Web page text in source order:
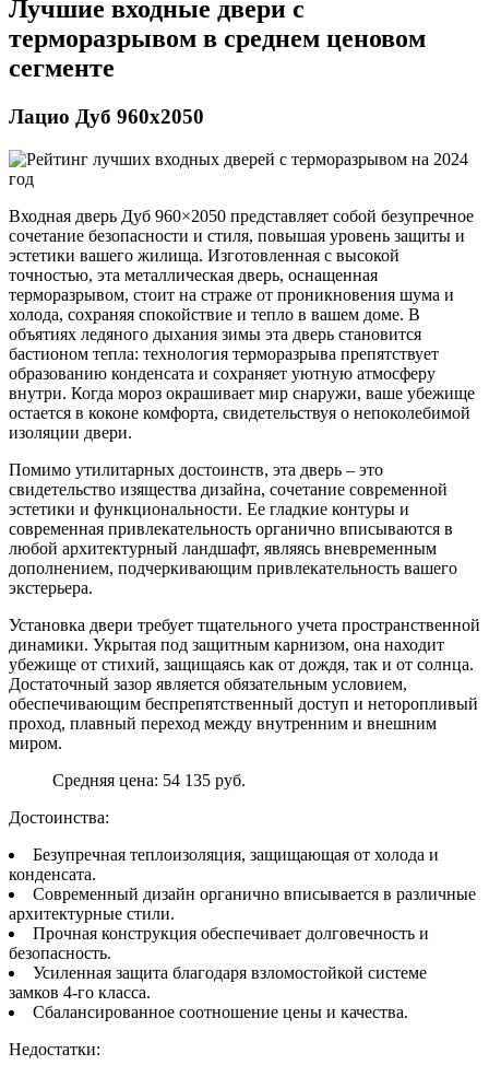
Лучшие входные двери с
терморазрывом в среднем ценовом
сегменте
Лацио Дуб 960х2050
Входная дверь Дуб 960×2050 представляет собой безупречное
сочетание безопасности и стиля, повышая уровень защиты и
эстетики вашего жилища. Изготовленная с высокой
точностью, эта металлическая дверь, оснащенная
терморазрывом, стоит на страже от проникновения шума и
холода, сохраняя спокойствие и тепло в вашем доме. В
объятиях ледяного дыхания зимы эта дверь становится
бастионом тепла: технология терморазрыва препятствует
образованию конденсата и сохраняет уютную атмосферу
внутри. Когда мороз окрашивает мир снаружи, ваше убежище
остается в коконе комфорта, свидетельствуя о непоколебимой
изоляции двери.
Помимо утилитарных достоинств, эта дверь – это
свидетельство изящества дизайна, сочетание современной
эстетики и функциональности. Ее гладкие контуры и
современная привлекательность органично вписываются в
любой архитектурный ландшафт, являясь вневременным
дополнением, подчеркивающим привлекательность вашего
экстерьера.
Установка двери требует тщательного учета пространственной
динамики. Укрытая под защитным карнизом, она находит
убежище от стихий, защищаясь как от дождя, так и от солнца.
Достаточный зазор является обязательным условием,
обеспечивающим беспрепятственный доступ и неторопливый
проход, плавный переход между внутренним и внешним
миром.
Средняя цена: 54 135 руб.
Достоинства:
Безупречная теплоизоляция, защищающая от холода и
конденсата.
Современный дизайн органично вписывается в различные
архитектурные стили.
Прочная конструкция обеспечивает долговечность и
безопасность.
Усиленная защита благодаря взломостойкой системе
замков 4-го класса.
Сбалансированное соотношение цены и качества.
Недостатки: